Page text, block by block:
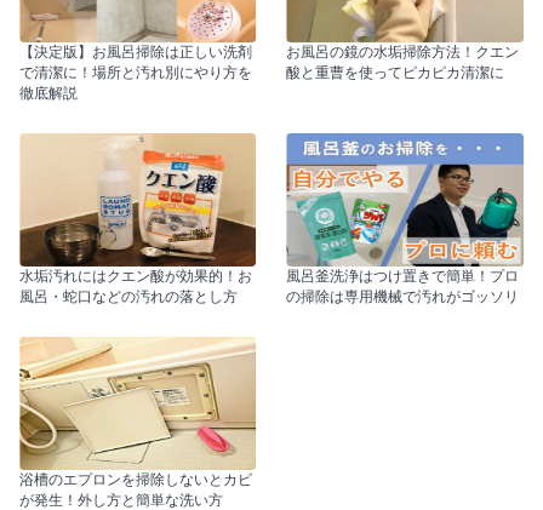
【決定版】お風呂掃除は正しい洗剤
で清潔に！場所と汚れ別にやり方を
徹底解説
お風呂の鏡の水垢掃除方法！クエン
酸と重曹を使ってピカピカ清潔に
水垢汚れにはクエン酸が効果的！お
風呂・蛇口などの汚れの落とし方
風呂釜洗浄はつけ置きで簡単！プロ
の掃除は専用機械で汚れがゴッソリ
浴槽のエプロンを掃除しないとカビ
が発生！外し方と簡単な洗い方